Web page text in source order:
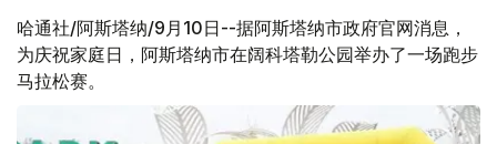
哈通社/阿斯塔纳/9月10日--据阿斯塔纳市政府官网消息，
为庆祝家庭日，阿斯塔纳市在阔科塔勒公园举办了一场跑步
马拉松赛。